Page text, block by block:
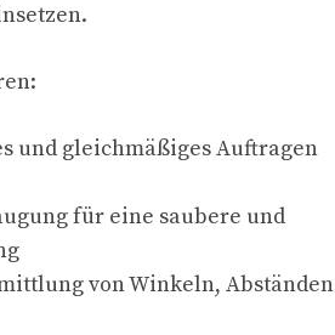
und gleichmäßiges Auftragen
für eine saubere und
von Winkeln, Abständen